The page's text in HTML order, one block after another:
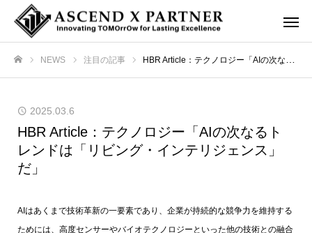
NEWS 注目の記事 HBR Article：テクノロジー「AIの次なるトレンドは「リビング・インテリジェンス」だ」
2025.03.6
HBR Article：テクノロジー「AIの次なるト
レンドは「リビング・インテリジェンス」
だ」
AIはあくまで技術革新の一要素であり、企業が持続的な競争力を維持する
ためには、高度センサーやバイオテクノロジーといった他の技術との融合